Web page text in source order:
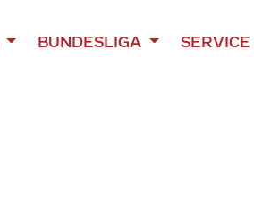
BUNDESLIGA SERVICE